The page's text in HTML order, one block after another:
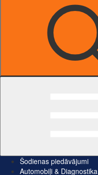
Šodienas piedāvājumi
Automobiļi & Diagnostika